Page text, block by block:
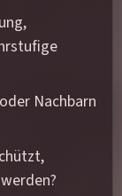
Nachbarn